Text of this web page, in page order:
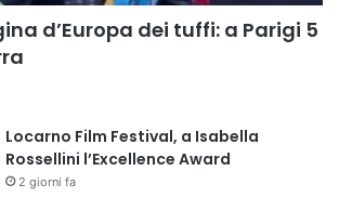
d’Europa dei tuffi: a Parigi 5
Locarno Film Festival, a Isabella
Rossellini l’Excellence Award
2 giorni fa